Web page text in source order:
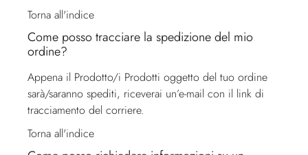
Torna all'indice
Come posso tracciare la spedizione del mio
ordine?
Appena il Prodotto/i Prodotti oggetto del tuo ordine
sarà/saranno spediti, riceverai un’e-mail con il link di
tracciamento del corriere.
Torna all'indice